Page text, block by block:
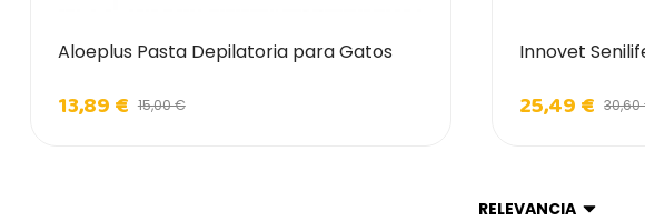
Aloeplus Pasta Depilatoria para Gatos
13,89 € 15,00 €
Innovet
25,49 €
RELEVANCIA